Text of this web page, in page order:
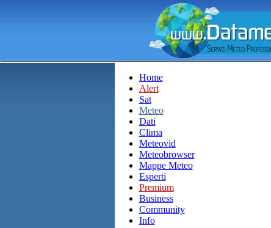
Home
Alert
Sat
Meteo
Dati
Clima
Meteovid
Meteobrowser
Mappe Meteo
Esperti
Premium
Business
Community
Info